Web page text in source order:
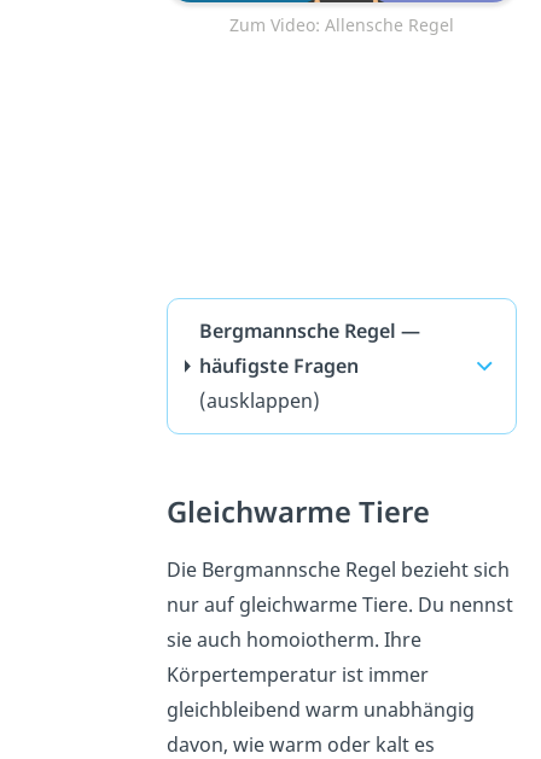
Zum Video: Allensche Regel
Bergmannsche Regel —
häufigste Fragen
(ausklappen)
Gleichwarme Tiere
Die Bergmannsche Regel bezieht sich
nur auf gleichwarme Tiere. Du nennst
sie auch homoiotherm. Ihre
Körpertemperatur ist immer
gleichbleibend warm unabhängig
davon, wie warm oder kalt es